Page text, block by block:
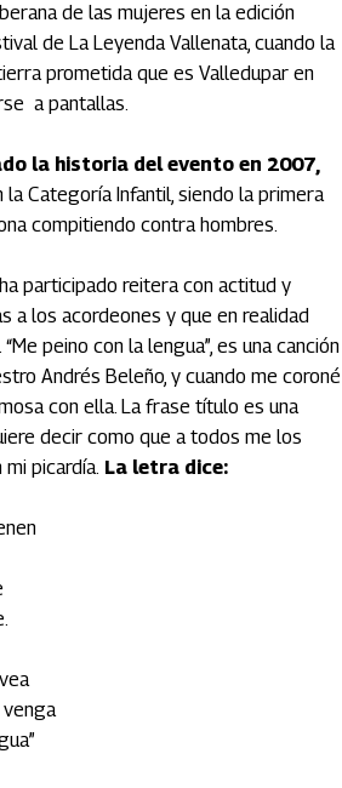
de las mujeres en la edición
de La Leyenda Vallenata, cuando la
prometida que es Valledupar en
a pantallas.
la historia del evento en 2007,
la Categoría Infantil, siendo la primera
compitiendo contra hombres.
participado reitera con actitud y
a los acordeones y que en realidad
peino con la lengua”, es una canción
Andrés Beleño, y cuando me coroné
con ella. La frase título es una
decir como que a todos me los
picardía. La letra dice:
venga